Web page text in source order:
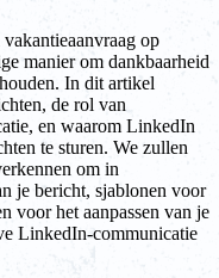
op
manier om dankbaarheid
In dit artikel
de rol van
en waarom LinkedIn
te sturen. We zullen
om in
je bericht, sjablonen voor
voor het aanpassen van je
LinkedIn-communicatie